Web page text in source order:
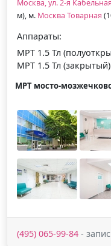
Москва, ул. 2-я
м), м. Москва Товарная
Аппараты:
МРТ 1.5 Тл
МРТ 1.5 Тл (закрытый)
МРТ мосто-
(495) 065-99-84 -